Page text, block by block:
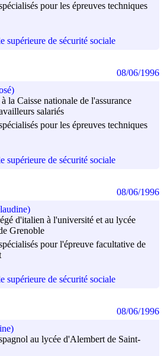
pour les épreuves techniques
supérieure de sécurité sociale
la Caisse nationale de l'assurance
salariés
pour les épreuves techniques
supérieure de sécurité sociale
08/06/1996
d'italien à l'université et au lycée
Grenoble
pour l'épreuve facultative de
supérieure de sécurité sociale
08/06/1996
au lycée d'Alembert de Saint-
08/06/1996